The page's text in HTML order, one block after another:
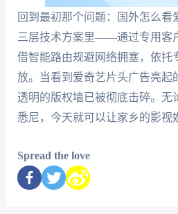
回到最初那个问题：国外怎么看
三层技术方案里——通过专用客
借智能路由规避网络拥塞，依托
放。当看到爱奇艺片头广告亮起
透明的版权墙已被彻底击碎。无
悉尼，今天就可以让家乡的影视
Spread the love